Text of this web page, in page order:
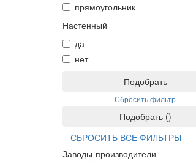
прямоугольник
Настенный
да
нет
Подобрать
Сбросить фильтр
Подобрать ()
СБРОСИТЬ ВСЕ ФИЛЬТРЫ
Заводы-производители